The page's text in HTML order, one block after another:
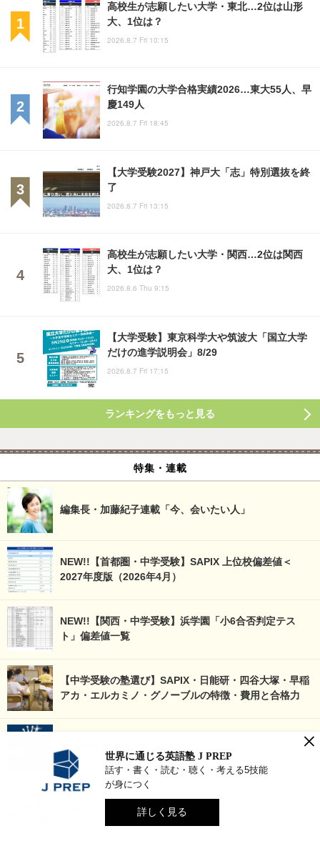
高校生が志願したい大学・東北…2位は山形
大、1位は？
2026.8.7 Fri 10:15
行知学園の大学合格実績2026…東大55人、早
慶149人
2026.8.7 Fri 18:45
【大学受験2027】神戸大「志」特別選抜を終
了
2026.8.7 Fri 13:15
高校生が志願したい大学・関西…2位は関西
大、1位は？
2026.8.6 Thu 9:15
【大学受験】東京科学大や筑波大「国立大学
だけの進学説明会」8/29
2026.8.7 Fri 17:15
ランキングをもっと見る
特集・連載
編集長・加藤紀子連載「今、会いたい人」
NEW!!【首都圏・中学受験】SAPIX 上位校偏差値＜
2027年度版（2026年4月）
NEW!!【関西・中学受験】浜学園「小6合否判定テス
ト」偏差値一覧
【中学受験の塾選び】SAPIX・日能研・四谷大塚・早稲
アカ・エルカミノ・グノーブルの特徴・費用と合格力
都道府県別 高校入試偏差値ランキング
全国公立高校入試（過去入試問題・正答）
×
世界に通じる英語塾 J PREP
話す・書く・読む・聴く・考える5技能
が身につく
詳しく見る